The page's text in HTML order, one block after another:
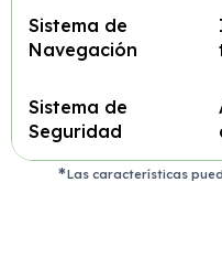
Sistema de
Navegación
Sistema de
Seguridad
Las características